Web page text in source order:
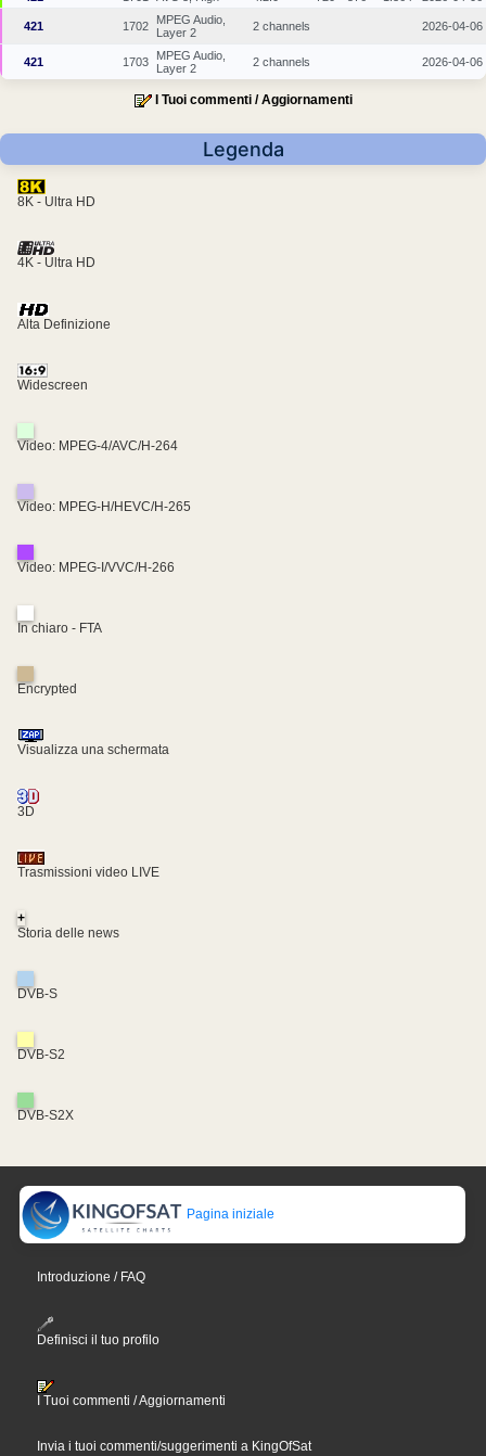
421 1702
MPEG Audio,
Layer 2
2 channels 2026-04-06
421 1703
MPEG Audio,
Layer 2
2 channels 2026-04-06
I Tuoi commenti / Aggiornamenti
Legenda
8K - Ultra HD
4K - Ultra HD
Alta Definizione
Widescreen
Video: MPEG-4/AVC/H-264
Video: MPEG-H/HEVC/H-265
Video: MPEG-I/VVC/H-266
In chiaro - FTA
Encrypted
Visualizza una schermata
3D
Trasmissioni video LIVE
+
Storia delle news
DVB-S
DVB-S2
DVB-S2X
Pagina iniziale
Introduzione / FAQ
Definisci il tuo profilo
I Tuoi commenti / Aggiornamenti
Invia i tuoi commenti/suggerimenti a KingOfSat